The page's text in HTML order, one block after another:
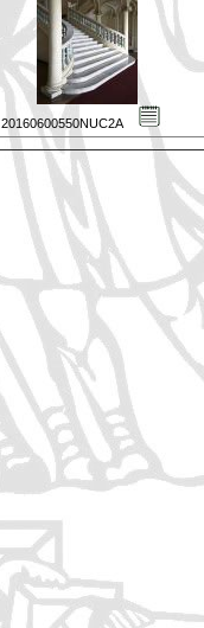
20160600550NUC2A